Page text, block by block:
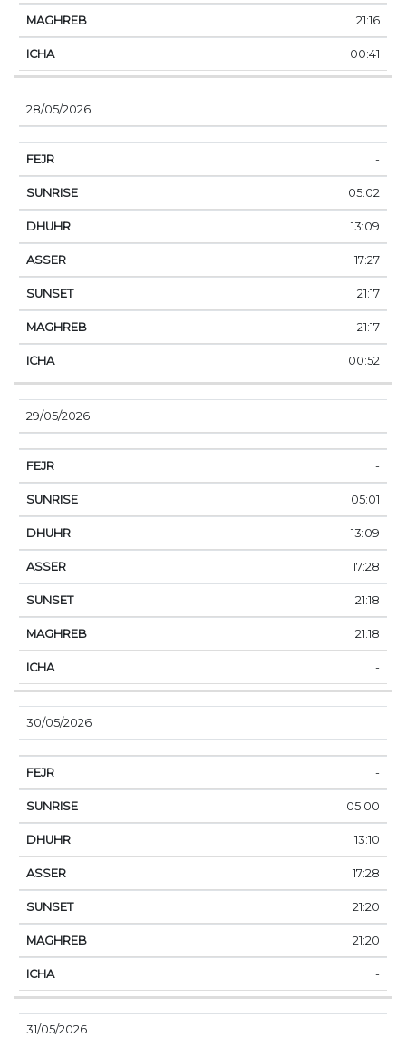
21:16
00:41
28/05/2026
-
05:02
13:09
17:27
21:17
21:17
00:52
29/05/2026
-
05:01
13:09
17:28
21:18
21:18
-
30/05/2026
-
05:00
13:10
17:28
21:20
21:20
-
31/05/2026